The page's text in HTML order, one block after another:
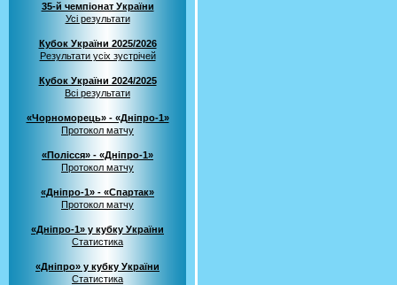
35-й чемпіонат України
Усі результати
Кубок України 2025/2026
Результати усіх зустрічей
Кубок України 2024/2025
Всі результати
«Чорноморець» - «Дніпро-1»
Протокол матчу
«Полісся» - «Дніпро-1»
Протокол матчу
«Дніпро-1» - «Спартак»
Протокол матчу
«Дніпро-1» у кубку України
Статистика
«Дніпро» у кубку України
Статистика